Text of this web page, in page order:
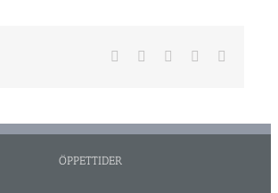
robotgräsklippareFacebook LinkedInPinterest
ÖPPETTIDER